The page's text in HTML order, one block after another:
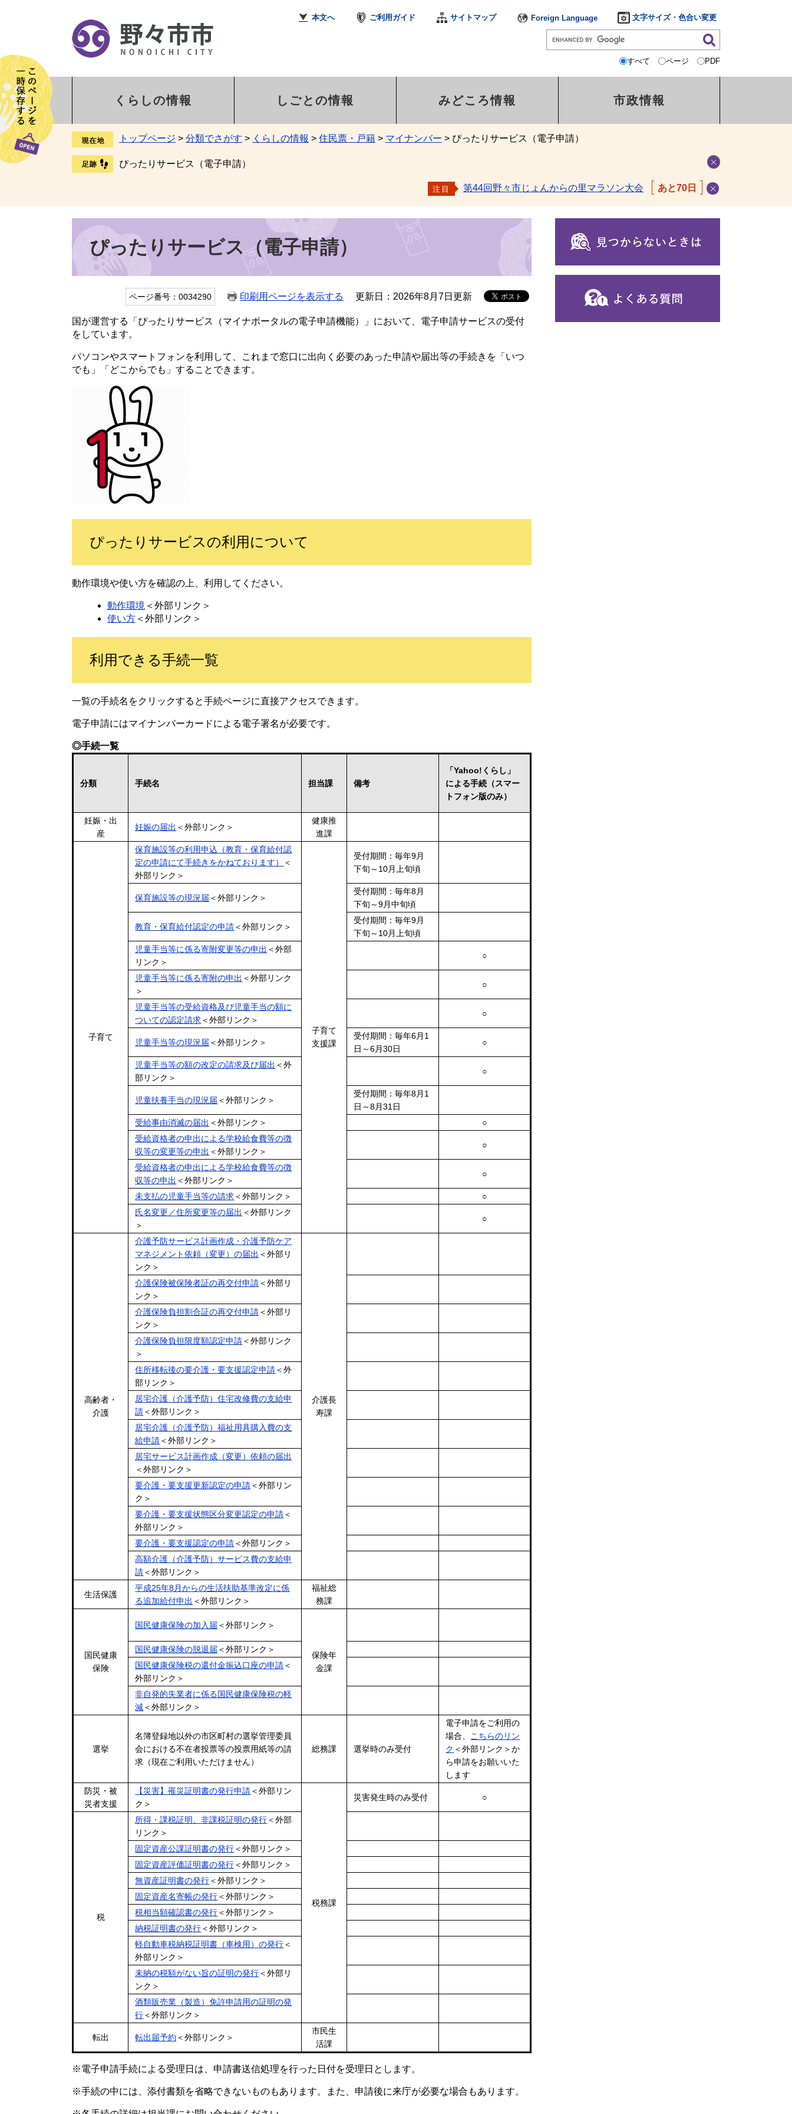
本文へ ご利用ガイド サイトマップ Foreign Language 文字サイズ・色合い変更
すべて ページ PDF
くらしの情報 しごとの情報 みどころ情報 市政情報
トップページ > 分類でさがす > くらしの情報 > 住民票・戸籍 > マイナンバー > ぴったりサービス（電子申請）
ぴったりサービス（電子申請）
注目 第44回野々市じょんからの里マラソン大会 あと70日
ぴったりサービス（電子申請）
ページ番号：0034290 印刷用ページを表示する 更新日：2026年8月7日更新
国が運営する「ぴったりサービス（マイナポータルの電子申請機能）」において、電子申請サービスの受付
をしています。
パソコンやスマートフォンを利用して、これまで窓口に出向く必要のあった申請や届出等の手続きを「いつ
でも」「どこからでも」することできます。
ぴったりサービスの利用について
動作環境や使い方を確認の上、利用してください。
動作環境 ＜外部リンク＞
使い方 ＜外部リンク＞
利用できる手続一覧
一覧の手続名をクリックすると手続ページに直接アクセスできます。
電子申請にはマイナンバーカードによる電子署名が必要です。
◎手続一覧
分類 手続名 担当課 備考
「Yahoo!くらし」
による手続（スマー
トフォン版のみ）
妊娠・出
産
妊娠の届出 ＜外部リンク＞
健康推
進課
子育て
保育施設等の利用申込（教育・保育給付認
定の申請にて手続きをかねております）
＜
外部リンク＞
子育て
支援課
受付期間：毎年9月
下旬～10月上旬頃
保育施設等の現況届 ＜外部リンク＞
受付期間：毎年8月
下旬～9月中旬頃
教育・保育給付認定の申請＜外部リンク＞
受付期間：毎年9月
下旬～10月上旬頃
児童手当等に係る寄附変更等の申出 ＜外部
リンク＞
○
児童手当等に係る寄附の申出 ＜外部リンク
＞
○
児童手当等の受給資格及び児童手当の額に
ついての認定請求＜外部リンク＞
○
児童手当等の現況届 ＜外部リンク＞
受付期間：毎年6月1
日～6月30日
○
児童手当等の額の改定の請求及び届出 ＜外
部リンク＞
○
児童扶養手当の現況届 ＜外部リンク＞
受付期間：毎年8月1
日～8月31日
受給事由消滅の届出 ＜外部リンク＞
○
受給資格者の申出による学校給食費等の徴
収等の変更等の申出 ＜外部リンク＞
○
受給資格者の申出による学校給食費等の徴
収等の申出 ＜外部リンク＞
○
未支払の児童手当等の請求＜外部リンク＞
○
氏名変更／住所変更等の届出 ＜外部リンク
＞
○
高齢者・
介護
介護予防サービス計画作成・介護予防ケア
マネジメント依頼（変更）の届出 ＜外部リ
ンク＞
介護長
寿課
介護保険被保険者証の再交付申請＜外部リ
ンク＞
介護保険負担割合証の再交付申請＜外部リ
ンク＞
介護保険負担限度額認定申請＜外部リンク
＞
住所移転後の要介護・要支援認定申請＜外
部リンク＞
居宅介護（介護予防）住宅改修費の支給申
請＜外部リンク＞
居宅介護（介護予防）福祉用具購入費の支
給申請＜外部リンク＞
居宅サービス計画作成（変更）依頼の届出
＜外部リンク＞
要介護・要支援更新認定の申請＜外部リン
ク＞
要介護・要支援状態区分変更認定の申請＜
外部リンク＞
要介護・要支援認定の申請＜外部リンク＞
高額介護（介護予防）サービス費の支給申
請＜外部リンク＞
生活保護
平成25年8月からの生活扶助基準改定に係
る追加給付申出 ＜外部リンク＞
福祉総
務課
国民健康
保険
国民健康保険の加入届 ＜外部リンク＞
保険年
金課
国民健康保険の脱退届 ＜外部リンク＞
国民健康保険税の還付金振込口座の申請＜
外部リンク＞
非自発的失業者に係る国民健康保険税の軽
減＜外部リンク＞
選挙
名簿登録地以外の市区町村の選挙管理委員
会における不在者投票等の投票用紙等の請
求（現在ご利用いただけません）
総務課 選挙時のみ受付
電子申請をご利用の
場合、
こちらのリン
ク ＜外部リンク＞か
ら申請をお願いいた
します
防災・被
災者支援
【災害】罹災証明書の発行申請＜外部リン
ク＞
税務課
災害発生時のみ受付 ○
税
所得・課税証明、非課税証明の発行＜外部
リンク＞
固定資産公課証明書の発行＜外部リンク＞
固定資産評価証明書の発行＜外部リンク＞
無資産証明書の発行＜外部リンク＞
固定資産名寄帳の発行＜外部リンク＞
税相当額確認書の発行＜外部リンク＞
納税証明書の発行＜外部リンク＞
軽自動車税納税証明書（車検用）の発行＜
外部リンク＞
未納の税額がない旨の証明の発行＜外部リ
ンク＞
酒類販売業（製造）免許申請用の証明の発
行＜外部リンク＞
転出 転出届予約 ＜外部リンク＞
市民生
活課
※電子申請手続による受理日は、申請書送信処理を行った日付を受理日とします。
※手続の中には、添付書類を省略できないものもあります。また、申請後に来庁が必要な場合もあります。